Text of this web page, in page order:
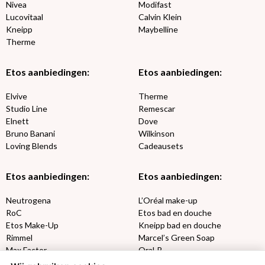
Nivea
Lucovitaal
Kneipp
Therme
Modifast
Calvin Klein
Maybelline
Etos aanbiedingen:
Elvive
Studio Line
Elnett
Bruno Banani
Loving Blends
Etos aanbiedingen:
Therme
Remescar
Dove
Wilkinson
Cadeausets
Etos aanbiedingen:
Neutrogena
RoC
Etos Make-Up
Rimmel
Max Factor
Etos aanbiedingen:
L’Oréal make-up
Etos bad en douche
Kneipp bad en douche
Marcel’s Green Soap
Oral-B